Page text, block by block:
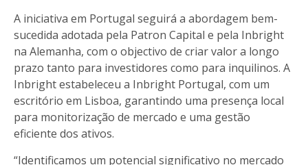
A iniciativa em Portugal seguirá a abordagem bem-
sucedida adotada pela Patron Capital e pela Inbright
na Alemanha, com o objectivo de criar valor a longo
prazo tanto para investidores como para inquilinos. A
Inbright estabeleceu a Inbright Portugal, com um
escritório em Lisboa, garantindo uma presença local
para monitorização de mercado e uma gestão
eficiente dos ativos.
“Identificamos um potencial significativo no mercado